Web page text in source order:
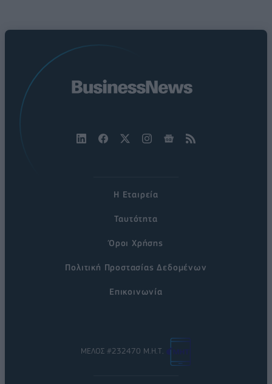
Η Εταιρεία
Ταυτότητα
Όροι Χρήσης
Πολιτική Προστασίας Δεδομένων
Επικοινωνία
ΜΕΛΟΣ #232470 Μ.Η.Τ.